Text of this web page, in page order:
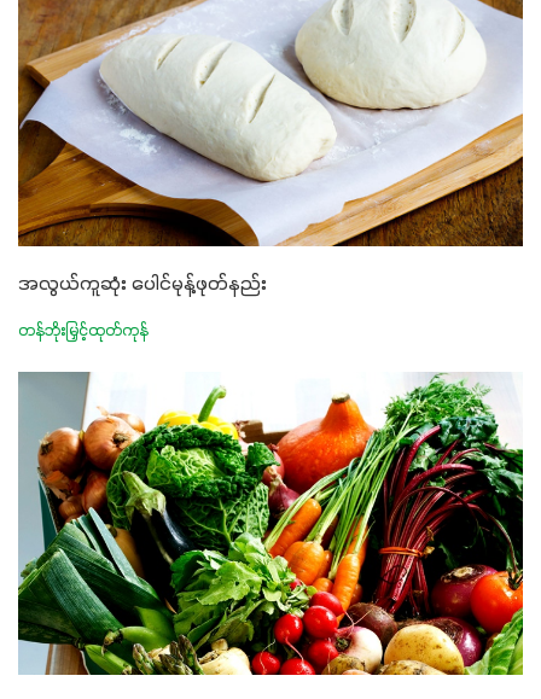
အလွယ်ကူဆုံး ပေါင်မုန့်ဖုတ်နည်း
တန်ဘိုးမြှင့်ထုတ်ကုန်